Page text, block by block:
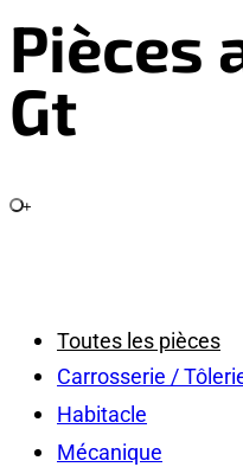
Pièces
Gt
+
Toutes les pièces
Carrosserie /
Habitacle
Mécanique